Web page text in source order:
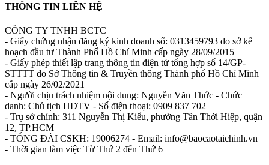
THÔNG TIN LIÊN HỆ
CÔNG TY TNHH BCTC
- Giấy chứng nhận đăng ký kinh doanh số: 0313459793 do sở kế
hoạch đầu tư Thành Phố Hồ Chí Minh cấp ngày 28/09/2015
- Giấy phép thiết lập trang thông tin điện tử tổng hợp số 14/GP-
STTTT do Sở Thông tin & Truyền thông Thành phố Hồ Chí Minh
cấp ngày 26/02/2021
- Người chịu trách nhiệm nội dung: Nguyễn Văn Thức - Chức
danh: Chủ tịch HĐTV - Số điện thoại: 0909 837 702
- Trụ sở chính: 311 Nguyễn Thị Kiểu, phường Tân Thới Hiệp, quận
12, TP.HCM
- TỔNG ĐÀI CSKH: 19006274 - Email: info@baocaotaichinh.vn
- Thời gian làm việc Từ Thứ 2 đến Thứ 6